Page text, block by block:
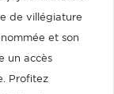
de villégiature
et son
un accès
Profitez